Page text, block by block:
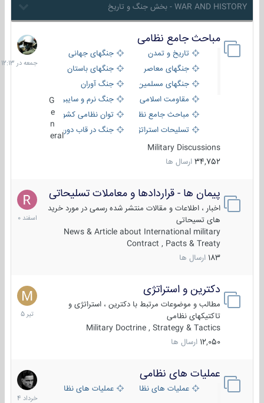
WAR AND HISTORY - بخش جنگ و تاریخ
مباحث جامع نظامی
تاریخ و تمدن
جنگهای جهانی
جنگهای معاصر
جنگهای باستان
جنگهای مسلمین
جنگ آوران
مقاومت اسلامی
جنگ نرم و سایبری
مباحث جامع نظامی
توان نظامی کشورها
تسلیحات استراتژیک
جنگ در قاب دوربین
eral
Military Discussions
34,752 ارسال ها
جمعه
در
12:13
پیمان ها - قراردادها و معاملات تسلیحاتی
اخبار ، اطلاعات و مقالات منتشر شده رسمی در مورد خرید
های تسیحاتی
News & Article about International military
Contract , Pacts & Treaty
183 ارسال ها
7
اسفند
1400
دکترین و استراتژی
مطالب و موضوعات مرتبط با دکترین ، استراتژی و
تاکتیکهای نظامی
Military Doctrine , Strategy & Tactics
12,050 ارسال ها
27
تیر
1405
عملیات های نظامی
عملیات های نظامی ایرانعملیات های نظامی خارجی
5
خرداد
1404